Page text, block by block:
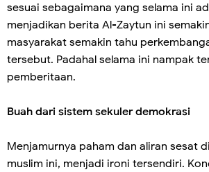
sesuai sebagaimana yang selama ini
menjadikan berita Al-Zaytun ini
masyarakat semakin tahu
tersebut. Padahal selama ini nampak
pemberitaan.
Buah dari sistem sekuler demokrasi
Menjamurnya paham dan aliran sesat
muslim ini, menjadi ironi tersendiri.